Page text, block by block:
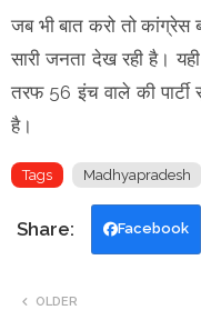
जब भी बात करो तो
सारी जनता देख रही है।
तरफ 56 इंच वाले की
है।
Tags Madhyapradesh
Facebook
OLDER